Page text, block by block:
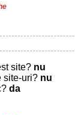
site? nu
site-uri? nu
da